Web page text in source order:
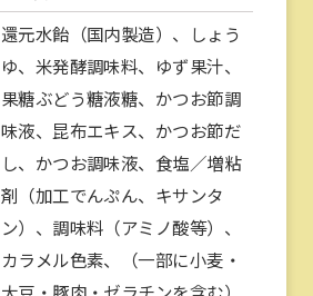
還元水飴（国内製造）、しょう
ゆ、米発酵調味料、ゆず果汁、
果糖ぶどう糖液糖、かつお節調
味液、昆布エキス、かつお節だ
し、かつお調味液、食塩／増粘
剤（加工でんぷん、キサンタ
ン）、調味料（アミノ酸等）、
カラメル色素、（一部に小麦・